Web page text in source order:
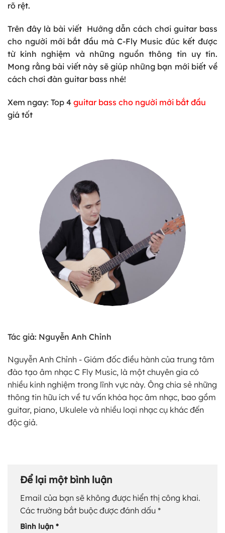
rõ rệt.
Trên đây là bài viết Hướng dẫn cách chơi guitar bass
cho người mới bắt đầu mà C-Fly Music đúc kết được
từ kinh nghiệm và những nguồn thông tin uy tín.
Mong rằng bài viết này sẽ giúp những bạn mới biết về
cách chơi đàn guitar bass nhé!
Xem ngay: Top 4 guitar bass cho người mới bắt đầu
giá tốt
Tác giả: Nguyễn Anh Chỉnh
Nguyễn Anh Chỉnh - Giám đốc điều hành của trung tâm
đào tạo âm nhạc C Fly Music, là một chuyên gia có
nhiều kinh nghiệm trong lĩnh vực này. Ông chia sẻ những
thông tin hữu ích về tư vấn khóa học âm nhạc, bao gồm
guitar, piano, Ukulele và nhiều loại nhạc cụ khác đến
độc giả.
Để lại một bình luận
Email của bạn sẽ không được hiển thị công khai.
Các trường bắt buộc được đánh dấu *
Bình luận *